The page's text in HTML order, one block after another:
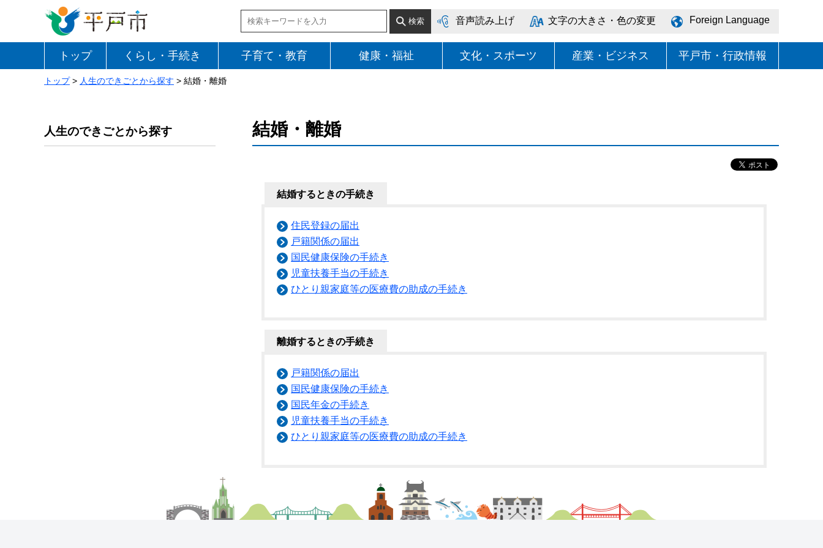
音声読み上げ 文字の大きさ・色の変更 Foreign Language
トップ くらし・手続き 子育て・教育 健康・福祉 文化・スポーツ 産業・ビジネス 平戸市・行政情報
トップ> 人生のできごとから探す > 結婚・離婚
人生のできごとから探す 結婚・離婚
結婚するときの手続き
住民登録の届出
戸籍関係の届出
国民健康保険の手続き
児童扶養手当の手続き
ひとり親家庭等の医療費の助成の手続き
離婚するときの手続き
戸籍関係の届出
国民健康保険の手続き
国民年金の手続き
児童扶養手当の手続き
ひとり親家庭等の医療費の助成の手続き